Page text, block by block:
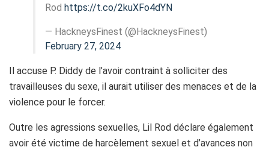
Rod https://t.co/2kuXFo4dYN
— HackneysFinest (@HackneysFinest)
February 27, 2024
Il accuse P. Diddy de l’avoir contraint à solliciter des
travailleuses du sexe, il aurait utiliser des menaces et de la
violence pour le forcer.
Outre les agressions sexuelles, Lil Rod déclare également
avoir été victime de harcèlement sexuel et d’avances non